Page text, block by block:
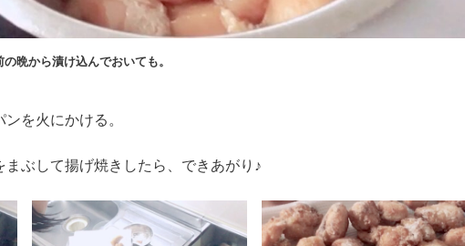
晩から漬け込んでおいても。
を火にかける。
ぶして揚げ焼きしたら、できあがり♪